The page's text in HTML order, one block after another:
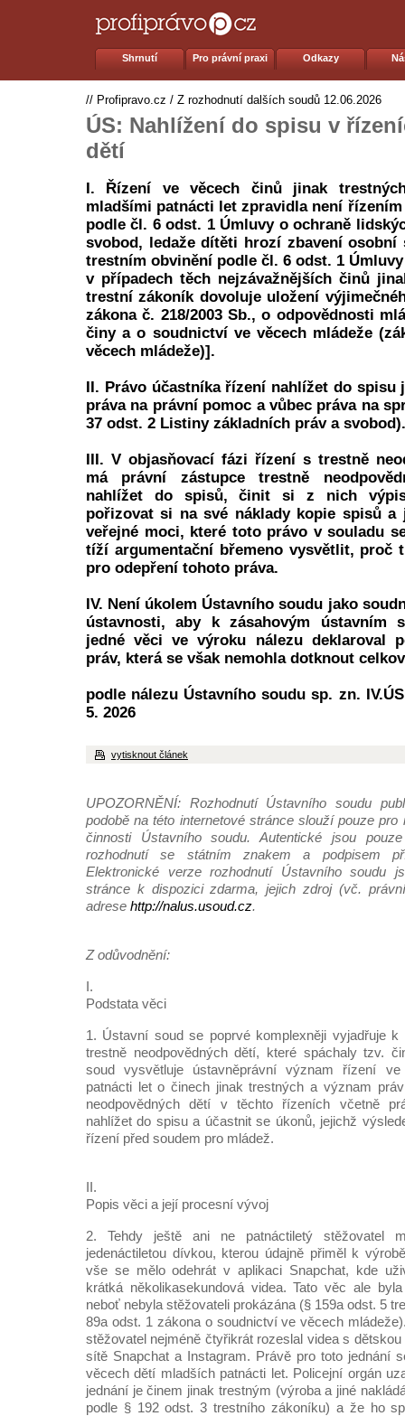
Shrnutí Pro právní praxi Odkazy
// Profipravo.cz / Z rozhodnutí dalších soudů 12.06.2026
ÚS: Nahlížení do spisu v
dětí
I. Řízení ve věcech činů jinak
mladšími patnácti let zpravidla není
podle čl. 6 odst. 1 Úmluvy o ochraně
svobod, ledaže dítěti hrozí zbavení osobní
trestním obvinění podle čl. 6 odst. 1
v případech těch nejzávažnějších činů
trestní zákoník dovoluje uložení
zákona č. 218/2003 Sb., o odpovědnosti
činy a o soudnictví ve věcech mládeže
věcech mládeže)].
II. Právo účastníka řízení nahlížet do spisu
práva na právní pomoc a vůbec práva na
37 odst. 2 Listiny základních práv a svobod).
III. V objasňovací fázi řízení s trestně
má právní zástupce trestně
nahlížet do spisů, činit si z nich
pořizovat si na své náklady kopie spisů a
veřejné moci, které toto právo v souladu
tíží argumentační břemeno vysvětlit, proč
pro odepření tohoto práva.
IV. Není úkolem Ústavního soudu jako
ústavnosti, aby k zásahovým ústavním
jedné věci ve výroku nálezu deklaroval
práv, která se však nemohla dotknout
podle nálezu Ústavního soudu sp. zn.
5. 2026
vytisknout článek
UPOZORNĚNÍ: Rozhodnutí Ústavního soudu
podobě na této internetové stránce slouží pouze
činnosti Ústavního soudu. Autentické jsou
rozhodnutí se státním znakem a podpisem
Elektronické verze rozhodnutí Ústavního soudu
stránce k dispozici zdarma, jejich zdroj (vč.
adrese http://nalus.usoud.cz.
Z odůvodnění:
I.
Podstata věci
1. Ústavní soud se poprvé komplexněji vyjadřuje
trestně neodpovědných dětí, které spáchaly tzv.
soud vysvětluje ústavněprávní význam řízení
patnácti let o činech jinak trestných a význam
neodpovědných dětí v těchto řízeních včetně
nahlížet do spisu a účastnit se úkonů, jejichž
řízení před soudem pro mládež.
II.
Popis věci a její procesní vývoj
2. Tehdy ještě ani ne patnáctiletý stěžovatel
jedenáctiletou dívkou, kterou údajně přiměl k
vše se mělo odehrát v aplikaci Snapchat, kde
krátká několikasekundová videa. Tato věc ale
neboť nebyla stěžovateli prokázána (§ 159a odst. 5
89a odst. 1 zákona o soudnictví ve věcech
stěžovatel nejméně čtyřikrát rozeslal videa s
sítě Snapchat a Instagram. Právě pro toto jednání
věcech dětí mladších patnácti let. Policejní orgán
jednání je činem jinak trestným (výroba a jiné
podle § 192 odst. 3 trestního zákoníku) a že ho